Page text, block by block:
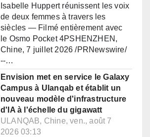
Isabelle Huppert réunissent les voix
de deux femmes à travers les
siècles — Filmé entièrement avec
le Osmo Pocket 4PSHENZHEN,
Chine, 7 juillet 2026 /PRNewswire/
--…
Envision met en service le Galaxy
Campus à Ulanqab et établit un
nouveau modèle d'infrastructure
d'IA à l'échelle du gigawatt
ULANQAB, Chine, ven., août 7
2026 03:13